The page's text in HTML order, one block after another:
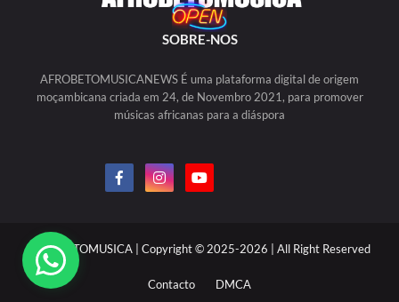
SOBRE-NOS
AFROBETOMUSICANEWS É uma plataforma digital de origem
moçambicana criada em 24, de Novembro 2021, para promover
músicas africanas para a diáspora
AFROBETOMUSICA | Copyright © 2025-2026 | All Right Reserved
Contacto DMCA